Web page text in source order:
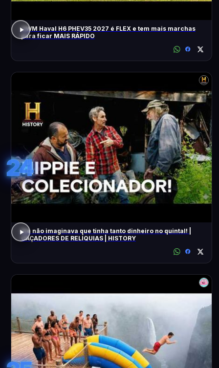
GWM Haval H6 PHEV35 2027 é FLEX e tem mais marchas
para ficar MAIS RÁPIDO
24
Ele não imaginava que tinha tanto dinheiro no quintal! |
CAÇADORES DE RELÍQUIAS | HISTORY